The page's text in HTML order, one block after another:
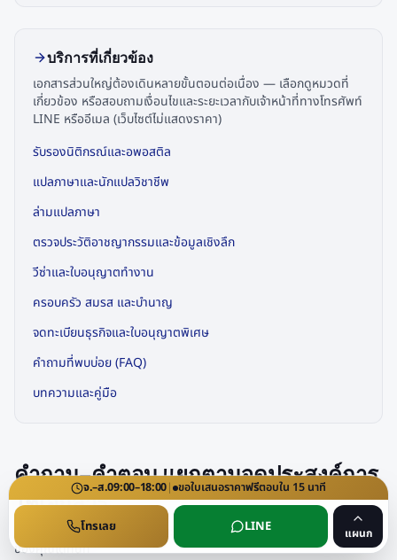
บริการที่เกี่ยวข้อง
เอกสารส่วนใหญ่ต้องเดินหลายขั้นตอนต่อเนื่อง — เลือกดูหมวดที่
เกี่ยวข้อง หรือสอบถามเงื่อนไขและระยะเวลากับเจ้าหน้าที่ทางโทรศัพท์
LINE หรืออีเมล (เว็บไซต์ไม่แสดงราคา)
รับรองนิติกรณ์และอพอสติล
แปลภาษาและนักแปลวิชาชีพ
ล่ามแปลภาษา
ตรวจประวัติอาชญากรรมและข้อมูลเชิงลึก
วีซ่าและใบอนุญาตทำงาน
ครอบครัว สมรส และบำนาญ
จดทะเบียนธุรกิจและใบอนุญาตพิเศษ
คำถามที่พบบ่อย (FAQ)
บทความและคู่มือ
คำถาม–คำตอบ แยกตามจุดประสงค์การ
ใช้เอกสาร
จัดกลุ่มตามสิ่งที่คุณกำลังจะทำจริง เพื่อให้อ่านเฉพาะส่วนที่เกี่ยวข้องกับกรณี
ของคุณได้ทันที
จ.–ส.09:00–18:00| ขอใบเสนอราคาฟรีตอบใน 15 นาที
โทรเลย LINE แผนก